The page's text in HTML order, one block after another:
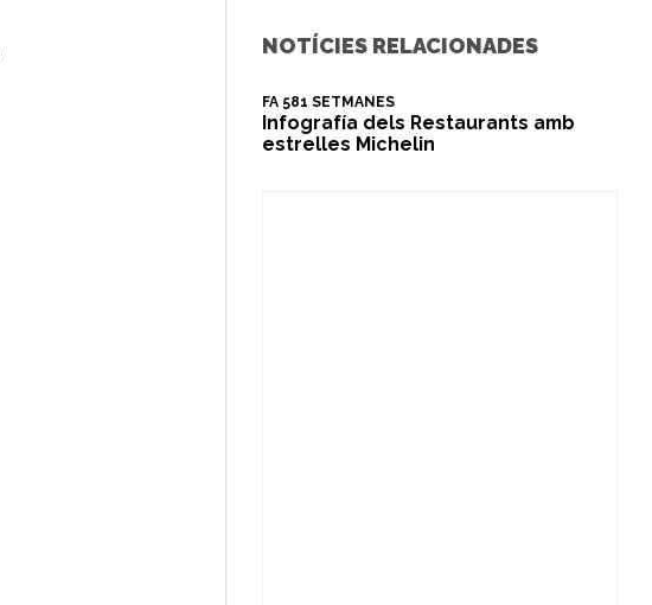
NOTÍCIES RELACIONADES
FA 581 SETMANES
Infografía dels Restaurants amb
estrelles Michelin